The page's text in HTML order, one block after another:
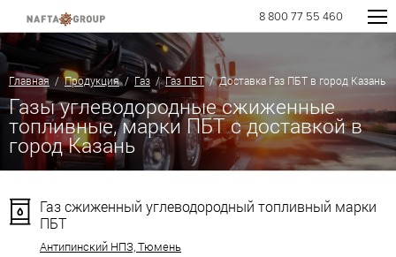
8 800 77 55 460
Главная/Продукция/ Газ /Газ ПБТ/ Доставка Газ ПБТ в город Казань
Газы углеводородные сжиженные
топливные, марки ПБТ с доставкой в
город Казань
Газ сжиженный углеводородный топливный марки
ПБТ
Антипинский НПЗ, Тюмень